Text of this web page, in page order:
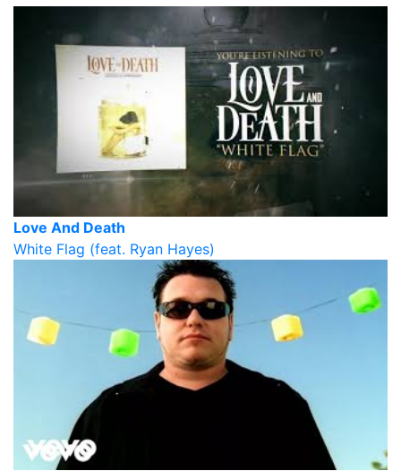
Love And Death
White Flag (feat. Ryan Hayes)